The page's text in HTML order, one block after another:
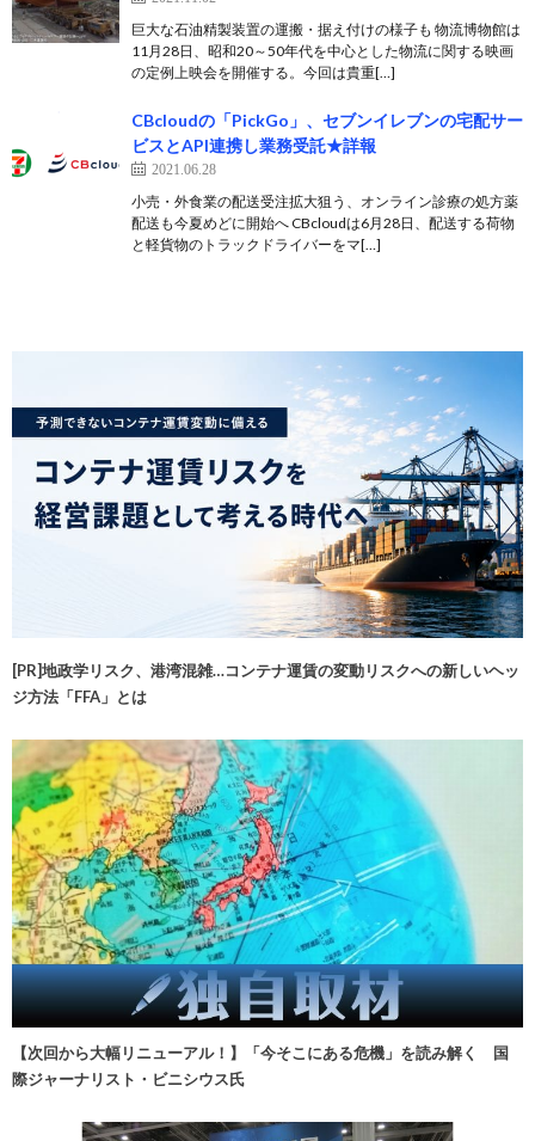
巨大な石油精製装置の運搬・据え付けの様子も 物流博物館は
11月28日、昭和20～50年代を中心とした物流に関する映画
の定例上映会を開催する。今回は貴重[…]
CBcloudの「PickGo」、セブンイレブンの宅配サー
ビスとAPI連携し業務受託★詳報
2021.06.28
小売・外食業の配送受注拡大狙う、オンライン診療の処方薬
配送も今夏めどに開始へ CBcloudは6月28日、配送する荷物
と軽貨物のトラックドライバーをマ[…]
[PR]地政学リスク、港湾混雑…コンテナ運賃の変動リスクへの新しいヘッ
ジ方法「FFA」とは
【次回から大幅リニューアル！】「今そこにある危機」を読み解く 国
際ジャーナリスト・ビニシウス氏